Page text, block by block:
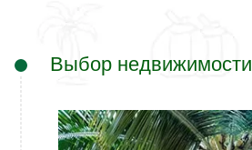
Выбор недвижимости